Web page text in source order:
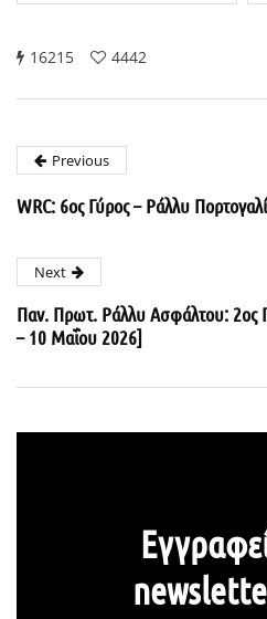
16215 4442
Previous
WRC: 6ος Γύρος – Ράλλυ
Next
Παν. Πρωτ. Ράλλυ Ασφάλτου: 2ος
– 10 Μαΐου 2026]